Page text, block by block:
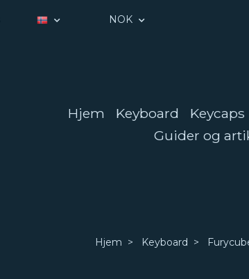
NOK
Hjem Keyboard Keycaps
Guider og
Hjem Keyboard